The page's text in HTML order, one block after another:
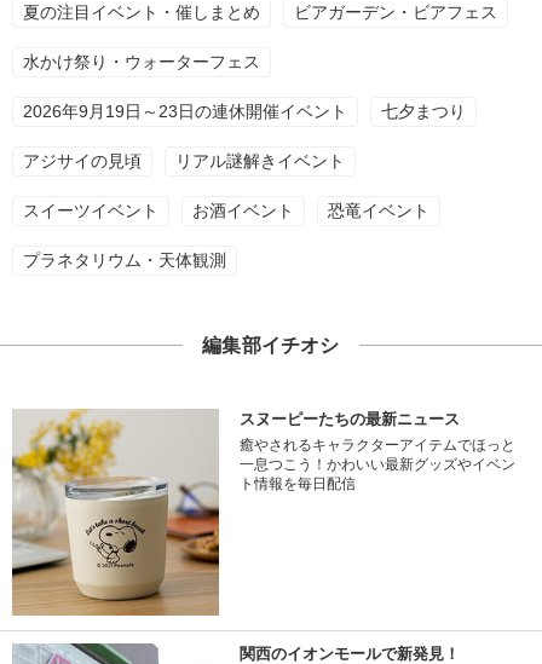
夏の注目イベント・催しまとめ ビアガーデン・ビアフェス
水かけ祭り・ウォーターフェス
2026年9月19日～23日の連休開催イベント 七夕まつり
アジサイの見頃 リアル謎解きイベント
スイーツイベント お酒イベント 恐竜イベント
プラネタリウム・天体観測
編集部イチオシ
スヌーピーたちの最新ニュース
癒やされるキャラクターアイテムでほっと
一息つこう！かわいい最新グッズやイベン
ト情報を毎日配信
関西のイオンモールで新発見！